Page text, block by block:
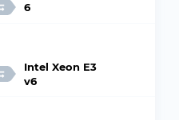
6
Intel Xeon E3
v6